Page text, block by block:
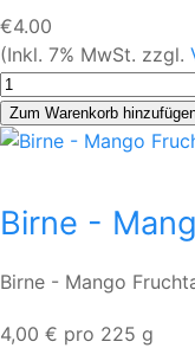
€4.00
(Inkl. 7% MwSt. zzgl.
Birne -
Birne - Mango
4,00 € pro 225 g